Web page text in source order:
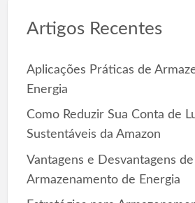
h
o
r
Artigos Recentes
Aplicações Práticas de
Energia
Como Reduzir Sua Conta de
Sustentáveis da Amazon
Vantagens e Desvantagens de
Armazenamento de Energia